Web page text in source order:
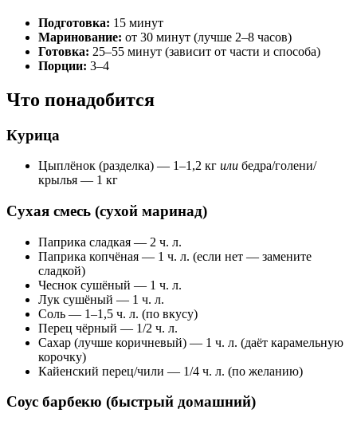
Подготовка: 15 минут
Маринование: от 30 минут (лучше 2–8 часов)
Готовка: 25–55 минут (зависит от части и способа)
Порции: 3–4
Что понадобится
Курица
Цыплёнок (разделка) — 1–1,2 кг или бедра/голени/
крылья — 1 кг
Сухая смесь (сухой маринад)
Паприка сладкая — 2 ч. л.
Паприка копчёная — 1 ч. л. (если нет — замените
сладкой)
Чеснок сушёный — 1 ч. л.
Лук сушёный — 1 ч. л.
Соль — 1–1,5 ч. л. (по вкусу)
Перец чёрный — 1/2 ч. л.
Сахар (лучше коричневый) — 1 ч. л. (даёт карамельную
корочку)
Кайенский перец/чили — 1/4 ч. л. (по желанию)
Соус барбекю (быстрый домашний)